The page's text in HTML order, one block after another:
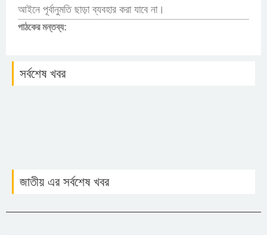
আইনে পূর্বানুমতি ছাড়া ব্যবহার করা যাবে না।
পাঠকের মন্তব্য:
সর্বশেষ খবর
জাতীয় এর সর্বশেষ খবর